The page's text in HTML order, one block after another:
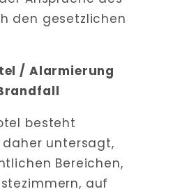
den gesetzlichen
/ Alarmierung
besteht
daher untersagt,
Bereichen,
auf